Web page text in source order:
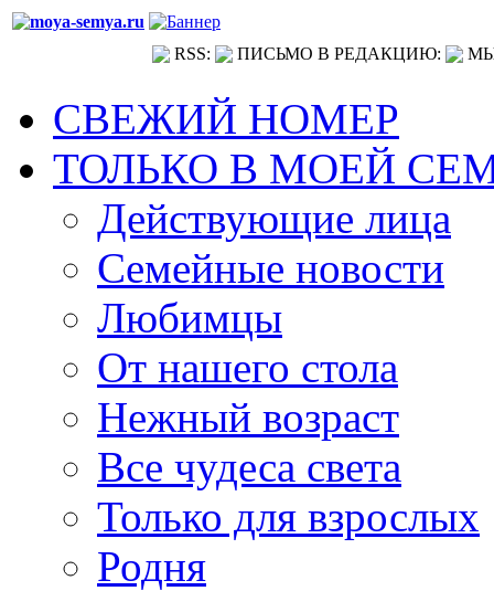
RSS: ПИСЬМО В РЕДАКЦИЮ:
СВЕЖИЙ НОМЕР
ТОЛЬКО В МОЕЙ
Действующие лица
Семейные новости
Любимцы
От нашего стола
Нежный возраст
Все чудеса света
Только для взрослых
Родня